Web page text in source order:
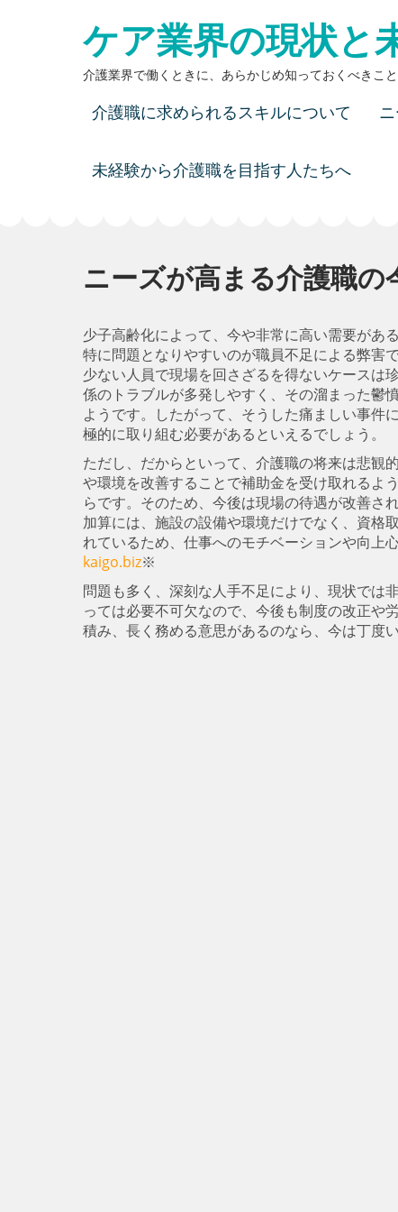
ケア業界の現状と
介護業界で働くときに、あらかじめ知っておくべきこと
介護職に求められるスキルについて
未経験から介護職を目指す人たちへ
ニーズが高まる介護職の
少子高齢化によって、今や非常に高い需要があ
特に問題となりやすいのが職員不足による弊害
少ない人員で現場を回さざるを得ないケースは
係のトラブルが多発しやすく、その溜まった鬱
ようです。したがって、そうした痛ましい事件
極的に取り組む必要があるといえるでしょう。
ただし、だからといって、介護職の将来は悲観
や環境を改善することで補助金を受け取れるよ
らです。そのため、今後は現場の待遇が改善さ
加算には、施設の設備や環境だけでなく、資格
れているため、仕事へのモチベーションや向上
kaigo.biz※
問題も多く、深刻な人手不足により、現状では
っては必要不可欠なので、今後も制度の改正や
積み、長く務める意思があるのなら、今は丁度